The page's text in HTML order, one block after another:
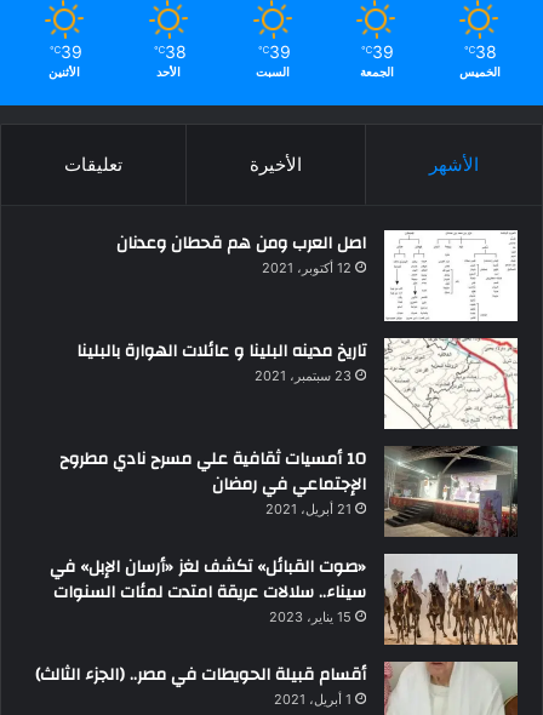
38
℃
الخميس
39
℃
الجمعة
39
℃
السبت
38
℃
الأحد
39
℃
الأثنين
الأشهر الأخيرة تعليقات
اصل العرب ومن هم قحطان وعدنان
12 أكتوبر، 2021
تاريخ مدينه البلينا و عائلات الهوارة بالبلينا
23 سبتمبر، 2021
10 أمسيات ثقافية علي مسرح نادي مطروح
الإجتماعي في رمضان
21 أبريل، 2021
«صوت القبائل» تكشف لغز «أرسان الإبل» في
سيناء.. سلالات عريقة امتدت لمئات السنوات
15 يناير، 2023
أقسام قبيلة الحويطات في مصر.. (الجزء الثالث)
1 أبريل، 2021